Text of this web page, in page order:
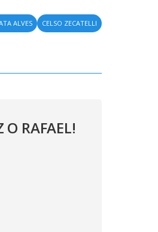
ALVES CELSO ZECATELLI
O RAFAEL!